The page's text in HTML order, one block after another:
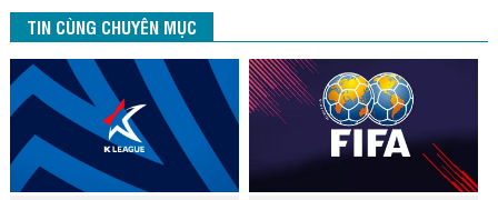
TIN CÙNG CHUYÊN MỤC